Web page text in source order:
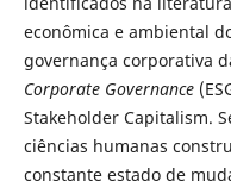
econômica e ambiental
governança corporativa
Corporate Governance
Stakeholder Capitalism.
ciências humanas
constante estado de